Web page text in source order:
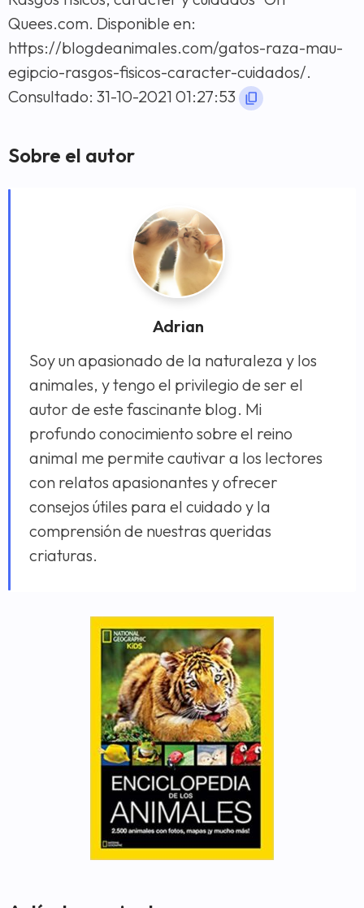
Quees.com. Disponible en:
https://blogdeanimales.com/gatos-raza-mau-
egipcio-rasgos-fisicos-caracter-cuidados/.
Consultado: 31-10-2021 01:27:53
Sobre el autor
Adrian
Soy un apasionado de la naturaleza y los
animales, y tengo el privilegio de ser el
autor de este fascinante blog. Mi
profundo conocimiento sobre el reino
animal me permite cautivar a los lectores
con relatos apasionantes y ofrecer
consejos útiles para el cuidado y la
comprensión de nuestras queridas
criaturas.